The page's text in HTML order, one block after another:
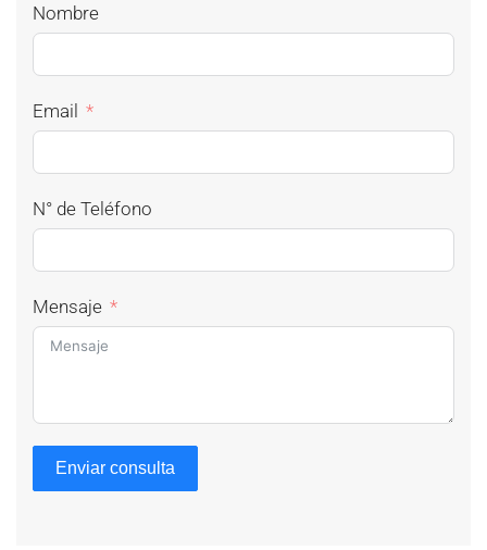
Nombre
Email
N° de Teléfono
Mensaje
Enviar consulta